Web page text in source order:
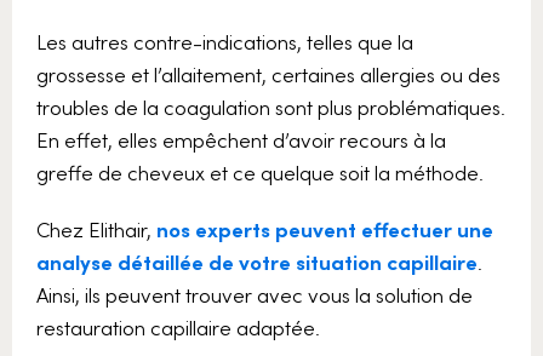
Les autres contre-indications, telles que la
grossesse et l’allaitement, certaines allergies ou des
troubles de la coagulation sont plus problématiques.
En effet, elles empêchent d’avoir recours à la
greffe de cheveux et ce quelque soit la méthode.
Chez Elithair, nos experts peuvent effectuer une
analyse détaillée de votre situation capillaire.
Ainsi, ils peuvent trouver avec vous la solution de
restauration capillaire adaptée.